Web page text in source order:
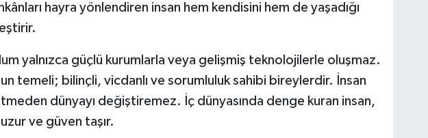
hayra yönlendiren insan hem kendisini hem de yaşadığı
yalnızca güçlü kurumlarla veya gelişmiş teknolojilerle oluşmaz.
temeli; bilinçli, vicdanlı ve sorumluluk sahibi bireylerdir. İnsan
dünyayı değiştiremez. İç dünyasında denge kuran insan,
ve güven taşır.